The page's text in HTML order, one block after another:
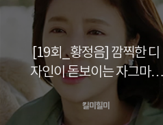
[19회_황정음] 깜찍한 디
자인이 돋보이는 자그마한
사이즈의 토끼 귀걸이
킬미힐미